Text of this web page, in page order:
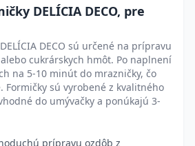
DELÍCIA DECO, pre
DECO sú určené na prípravu
cukrárskych hmôt. Po naplnení
na 5-10 minút do mrazničky, čo
Formičky sú vyrobené z kvalitného
do umývačky a ponúkajú 3-
prípravu ozdôb z